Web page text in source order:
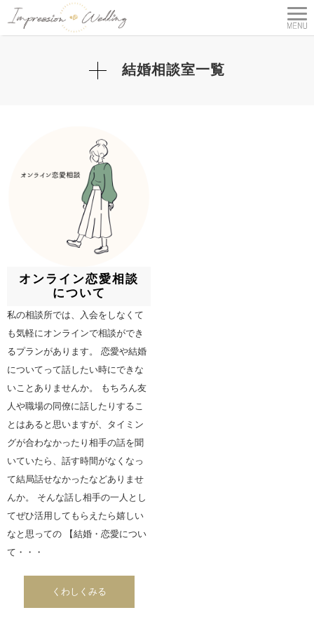
結婚相談室一覧
オンライン恋愛相談
について
私の相談所では、入会をしなくて
も気軽にオンラインで相談ができ
るプランがあります。 恋愛や結婚
についてって話したい時にできな
いことありませんか。 もちろん友
人や職場の同僚に話したりするこ
とはあると思いますが、タイミン
グが合わなかったり相手の話を聞
いていたら、話す時間がなくなっ
て結局話せなかったなどありませ
んか。 そんな話し相手の一人とし
てぜひ活用してもらえたら嬉しい
なと思っての 【結婚・恋愛につい
て・・・
くわしくみる